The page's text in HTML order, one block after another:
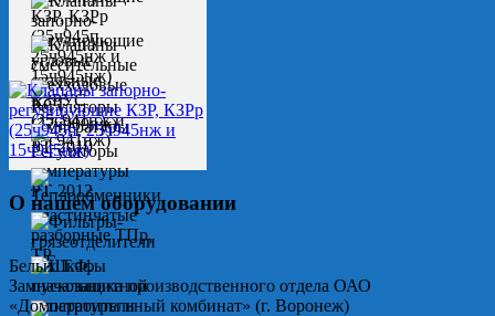
О нашем оборудовании
Белых Т.Ф.
Замначальника производственного отдела ОАО
«Домостроительный комбинат» (г. Воронеж)